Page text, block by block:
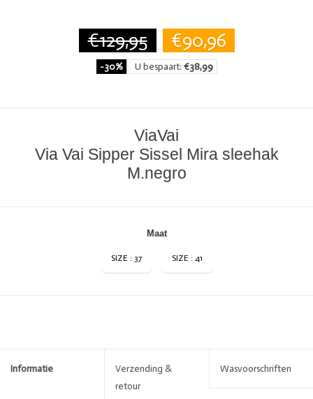
€129,95 €90,96
-30% U bespaart: €38,99
ViaVai
Via Vai Sipper Sissel Mira sleehak
M.negro
Maat
SIZE : 37 SIZE : 41
Informatie
Verzending &
retour
Wasvoorschriften